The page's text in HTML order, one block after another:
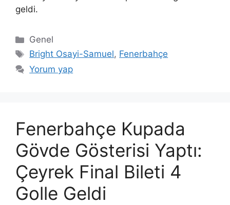
geldi.
Kategoriler
Genel
Etiketler
Bright Osayi-Samuel, Fenerbahçe
Yorum yap
Fenerbahçe Kupada
Gövde Gösterisi Yaptı:
Çeyrek Final Bileti 4
Golle Geldi